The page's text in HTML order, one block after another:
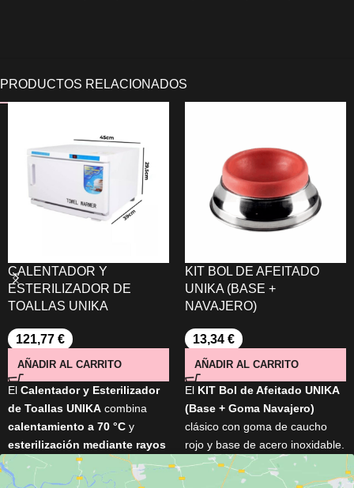
CALENTADOR Y
ESTERILIZADOR DE
TOALLAS UNIKA
121,77 €
AÑADIR AL CARRITO
El Calentador y Esterilizador
de Toallas UNIKA combina
calentamiento a 70 °C y
esterilización mediante rayos
para mantener las toallas
listas para cada servicio. Con
KIT BOL DE AFEITADO
UNIKA (BASE +
NAVAJERO)
13,34 €
AÑADIR AL CARRITO
El KIT Bol de Afeitado UNIKA
(Base + Goma Navajero)
clásico con goma de caucho
rojo y base de acero inoxidable.
Ideal para eliminar restos de la
navaja sin dañar el filo. Diseño